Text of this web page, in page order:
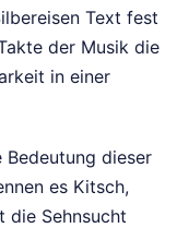
Text fest
der Musik die
in einer
Bedeutung dieser
es Kitsch,
die Sehnsucht